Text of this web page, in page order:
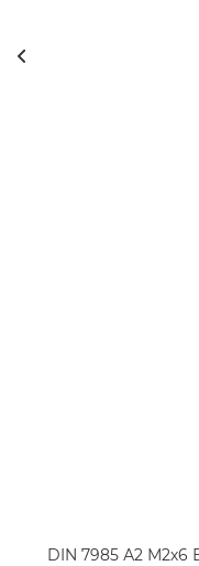
DIN 7985 А2 М2х6